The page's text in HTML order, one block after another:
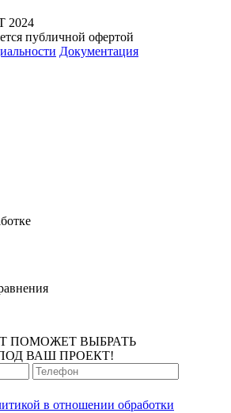
2024
публичной офертой
Документация
ПОМОЖЕТ ВЫБРАТЬ
ВАШ ПРОЕКТ!
в отношении обработки